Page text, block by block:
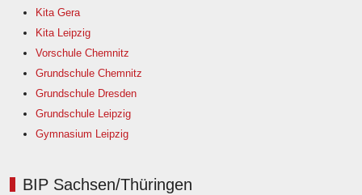
Kita Gera
Kita Leipzig
Vorschule Chemnitz
Grundschule Chemnitz
Grundschule Dresden
Grundschule Leipzig
Gymnasium Leipzig
BIP Sachsen/Thüringen